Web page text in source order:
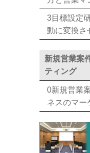
3目標設定
動に変換さ
新規営業案
ティング
0新規営業
ネスのマー